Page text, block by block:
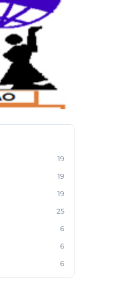
19
19
19
25
6
6
6